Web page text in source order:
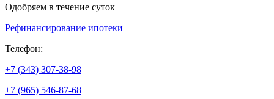
Одобряем в течение суток
Рефинансирование ипотеки
Телефон:
+7 (343) 307-38-98
+7 (965) 546-87-68